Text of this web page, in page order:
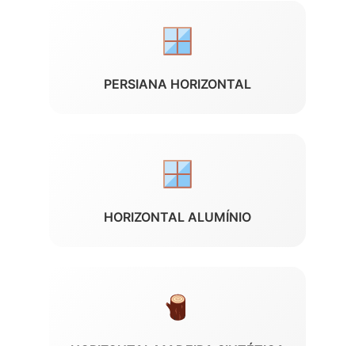
PERSIANA HORIZONTAL
HORIZONTAL ALUMÍNIO